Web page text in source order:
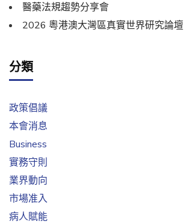
醫藥法規趨勢分享會
2026 粵港澳大灣區真實世界研究論壇
分類
政策倡議
本會消息
Business
實務守則
業界動向
市場准入
病人賦能